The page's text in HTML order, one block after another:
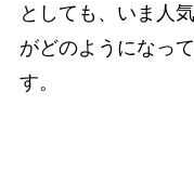
としても、いま人
がどのようになっ
す。